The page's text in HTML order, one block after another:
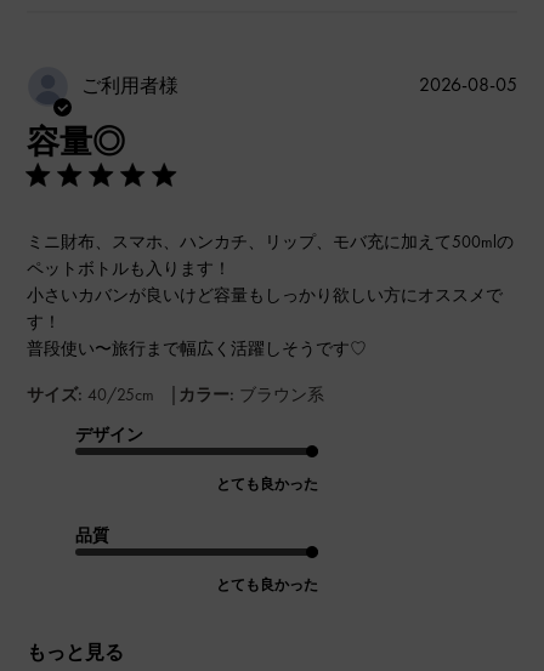
ご利用者様
容量◎
ミニ財布、スマホ、ハンカチ、リップ、モバ充に加えて500mlの
ペットボトルも入ります！
小さいカバンが良いけど容量もしっかり欲しい方にオススメで
す！
普段使い〜旅行まで幅広く活躍しそうです♡
サイズ: 40/25cm | カラー: ブラウン系
デザイン
とても良かった
品質
とても良かった
もっと見る
公
2026-08-05